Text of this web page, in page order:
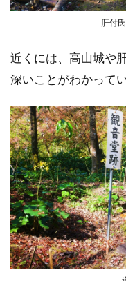
肝付
近くには、高山城や
深いことがわかってい